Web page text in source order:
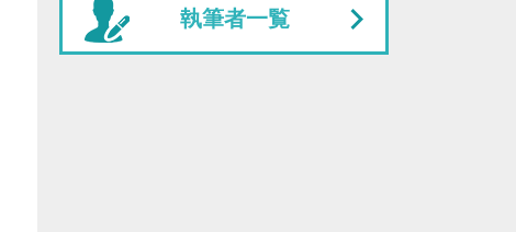
執筆者一覧